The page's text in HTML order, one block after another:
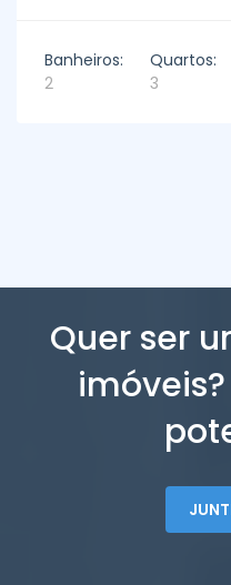
Banheiros:
2
Quartos:
3
Quer ser